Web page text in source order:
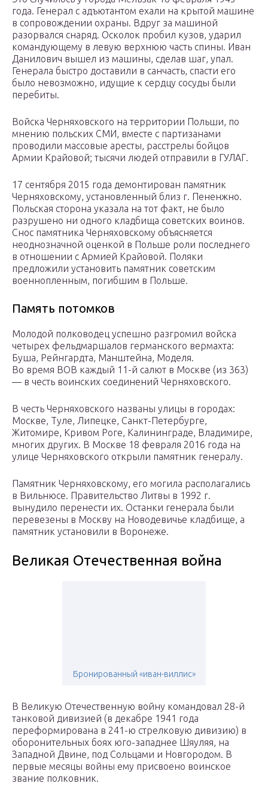
года. Генерал с адъютантом ехали на крытой машине
в сопровождении охраны. Вдруг за машиной
разорвался снаряд. Осколок пробил кузов, ударил
командующему в левую верхнюю часть спины. Иван
Данилович вышел из машины, сделав шаг, упал.
Генерала быстро доставили в санчасть, спасти его
было невозможно, идущие к сердцу сосуды были
перебиты.
Войска Черняховского на территории Польши, по
мнению польских СМИ, вместе с партизанами
проводили массовые аресты, расстрелы бойцов
Армии Крайовой; тысячи людей отправили в ГУЛАГ.
17 сентября 2015 года демонтирован памятник
Черняховскому, установленный близ г. Пененжно.
Польская сторона указала на тот факт, не было
разрушено ни одного кладбища советских воинов.
Снос памятника Черняховскому объясняется
неоднозначной оценкой в Польше роли последнего
в отношении с Армией Крайовой. Поляки
предложили установить памятник советским
военнопленным, погибшим в Польше.
Память потомков
Молодой полководец успешно разгромил войска
четырех фельдмаршалов германского вермахта:
Буша, Рейнгардта, Манштейна, Моделя.
Во время ВОВ каждый 11-й салют в Москве (из 363)
— в честь воинских соединений Черняховского.
В честь Черняховского названы улицы в городах:
Москве, Туле, Липецке, Санкт-Петербурге,
Житомире, Кривом Роге, Калининграде, Владимире,
многих других. В Москве 18 февраля 2016 года на
улице Черняховского открыли памятник генералу.
Памятник Черняховскому, его могила располагались
в Вильнюсе. Правительство Литвы в 1992 г.
вынудило перенести их. Останки генерала были
перевезены в Москву на Новодевичье кладбище, а
памятник установили в Воронеже.
Великая Отечественная война
Бронированный «иван-виллис»
В Великую Отечественную войну командовал 28-й
танковой дивизией (в декабре 1941 года
переформирована в 241-ю стрелковую дивизию) в
оборонительных боях юго-западнее Шяуляя, на
Западной Двине, под Сольцами и Новгородом. В
первые месяцы войны ему присвоено воинское
звание полковник.